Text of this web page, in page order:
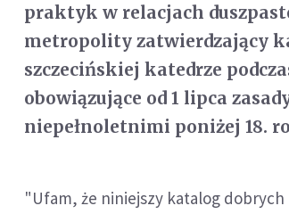
praktyk w relacjach
metropolity zatwierdzający
szczecińskiej katedrze
obowiązujące od 1 lipca
niepełnoletnimi poniżej 18.
"Ufam, że niniejszy katalog